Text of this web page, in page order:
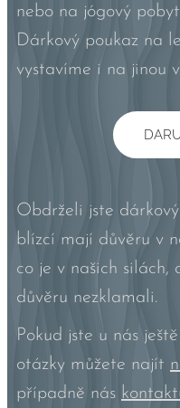
nebo na jógový
Dárkový poukaz na
vystavíme i na jinou
Obdrželi jste
blízcí mají důvěru v
co je v našich silách,
důvěru nezklamali.
Pokud jste u nás
otázky můžete najít
případně nás